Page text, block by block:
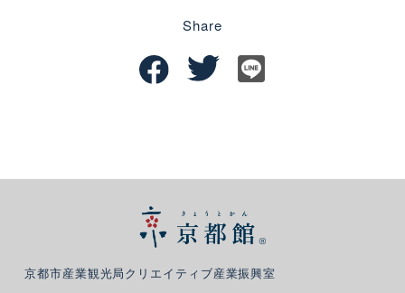
Share
京都市産業観光局クリエイティブ産業振興室